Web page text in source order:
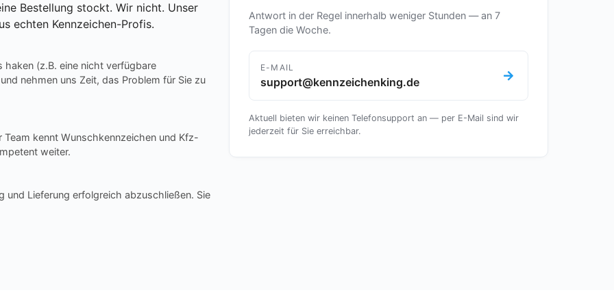
Bestellung stockt. Wir nicht. Unser
echten Kennzeichen-Profis.
haken (z.B. eine nicht verfügbare
nehmen uns Zeit, das Problem für Sie zu
kennt Wunschkennzeichen und Kfz-
weiter.
und Lieferung erfolgreich abzuschließen. Sie
Antwort in der Regel innerhalb weniger Stunden — an 7
Tagen die Woche.
E-MAIL
support@kennzeichenking.de
Aktuell bieten wir keinen Telefonsupport an — per E-Mail sind wir
jederzeit für Sie erreichbar.